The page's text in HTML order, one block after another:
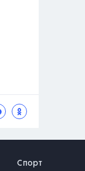
Спорт